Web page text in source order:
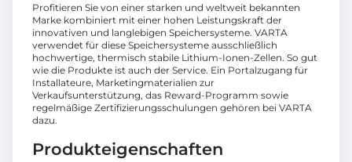
Profitieren Sie von einer starken und weltweit bekannten
Marke kombiniert mit einer hohen Leistungskraft der
innovativen und langlebigen Speichersysteme. VARTA
verwendet für diese Speichersysteme ausschließlich
hochwertige, thermisch stabile Lithium-Ionen-Zellen. So gut
wie die Produkte ist auch der Service. Ein Portalzugang für
Installateure, Marketingmaterialien zur
Verkaufsunterstützung, das Reward-Programm sowie
regelmäßige Zertifizierungsschulungen gehören bei VARTA
dazu.
Produkteigenschaften